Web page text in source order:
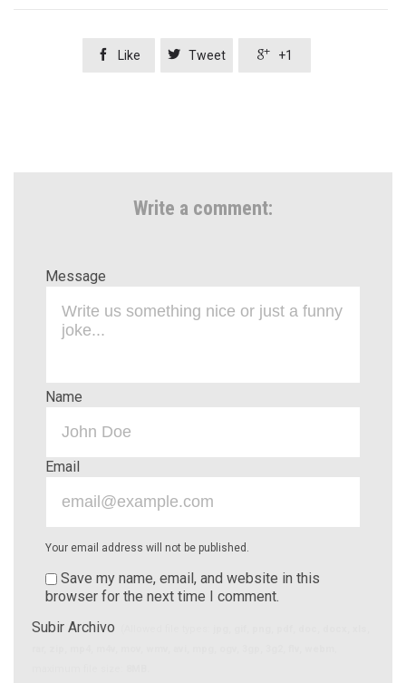
 Like  Tweet  +1
Write a comment:
Message
Name
Email
Your email address will not be published.
Save my name, email, and website in this
browser for the next time I comment.
Subir Archivo